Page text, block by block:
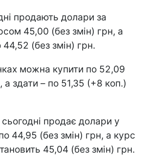
продають долари за
45,00 (без змін) грн, а
(без змін) грн.
можна купити по 52,09
а здати – по 51,35 (+8 коп.)
сьогодні продає долари у
44,95 (без змін) грн, а курс
45,04 (без змін) грн.